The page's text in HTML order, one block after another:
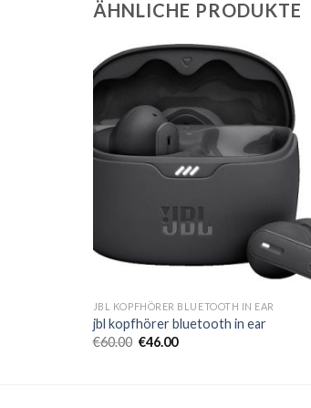
ÄHNLICHE PRODUKTE
JBL KOPFHÖRER BLUETOOTH IN EAR
jbl kopfhörer bluetooth in ear
€60.00 €46.00